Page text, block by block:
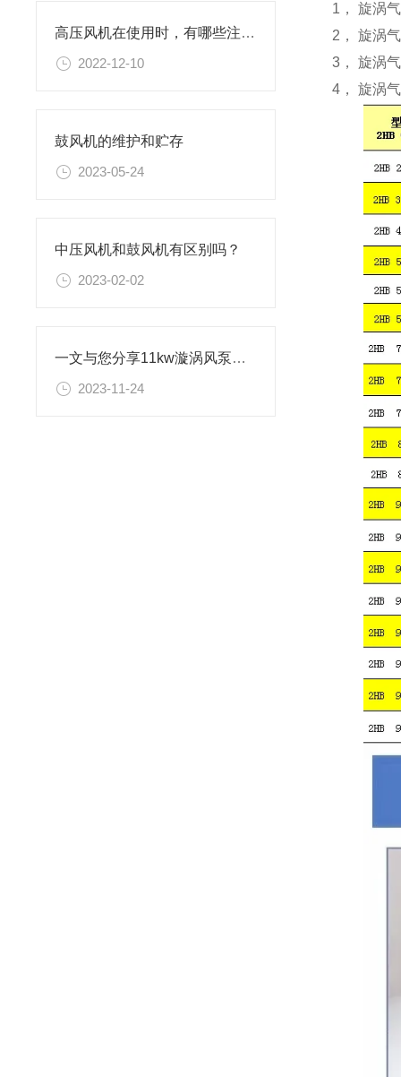
高压风机在使用时，有哪些注意事项
2022-12-10
鼓风机的维护和贮存
2023-05-24
中压风机和鼓风机有区别吗？
2023-02-02
一文与您分享11kw漩涡风泵的常见故障相应解决方法
2023-11-24
1， 旋涡
2， 旋涡
3， 旋涡
4， 旋涡